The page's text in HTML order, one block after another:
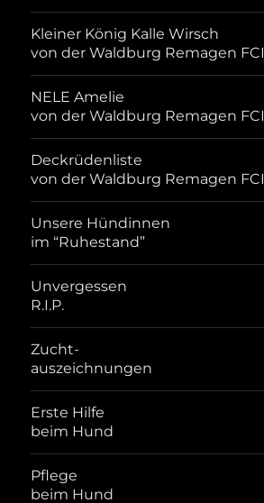
Kleiner König Kalle Wirsch
von der Waldburg Remagen FCI
NELE Amelie
von der Waldburg Remagen FCI
Deckrüdenliste
von der Waldburg Remagen FCI
Unsere Hündinnen
im “Ruhestand”
Unvergessen
R.I.P.
Zucht-
auszeichnungen
Erste Hilfe
beim Hund
Pflege
beim Hund